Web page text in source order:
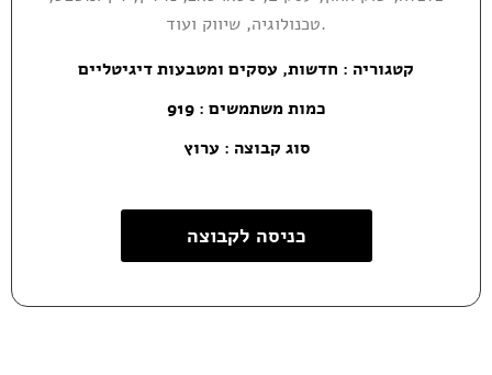
טכנולוגיה, שיווק ועוד.
קטגוריה : חדשות, עסקים ומטבעות דיגיטליים
כמות משתמשים : 919
סוג קבוצה : ערוץ
כניסה לקבוצה